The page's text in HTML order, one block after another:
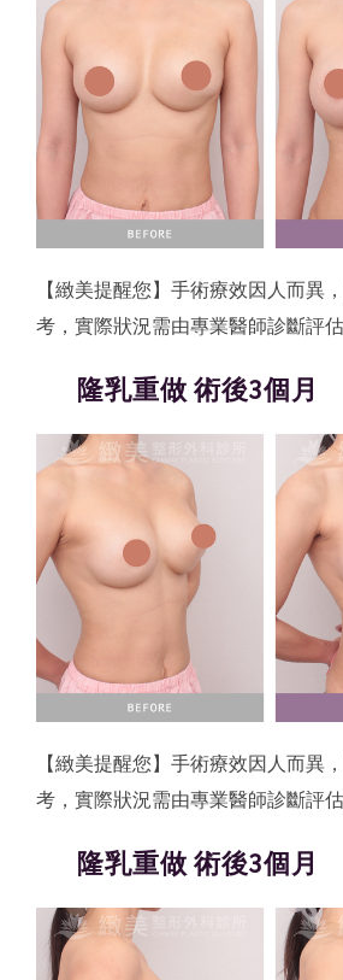
【緻美提醒您】手術療效因人而異
考，實際狀況需由專業醫師診斷評估
隆乳重做 術後3個月
【緻美提醒您】手術療效因人而異
考，實際狀況需由專業醫師診斷評估
隆乳重做 術後3個月